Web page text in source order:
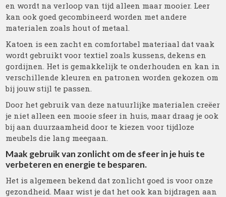
en wordt na verloop van tijd alleen maar mooier. Leer
kan ook goed gecombineerd worden met andere
materialen zoals hout of metaal.
Katoen is een zacht en comfortabel materiaal dat vaak
wordt gebruikt voor textiel zoals kussens, dekens en
gordijnen. Het is gemakkelijk te onderhouden en kan in
verschillende kleuren en patronen worden gekozen om
bij jouw stijl te passen.
Door het gebruik van deze natuurlijke materialen creëer
je niet alleen een mooie sfeer in huis, maar draag je ook
bij aan duurzaamheid door te kiezen voor tijdloze
meubels die lang meegaan.
Maak gebruik van zonlicht om de sfeer in je huis te
verbeteren en energie te besparen.
Het is algemeen bekend dat zonlicht goed is voor onze
gezondheid. Maar wist je dat het ook kan bijdragen aan